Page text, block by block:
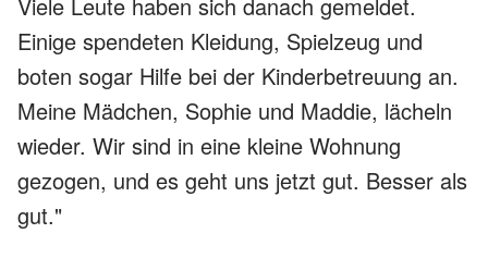
Einige spendeten Kleidung, Spielzeug und
boten sogar Hilfe bei der Kinderbetreuung an.
Meine Mädchen, Sophie und Maddie, lächeln
wieder. Wir sind in eine kleine Wohnung
gezogen, und es geht uns jetzt gut. Besser als
gut."